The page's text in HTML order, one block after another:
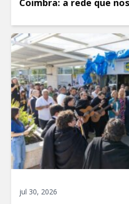
Coimbra: a rede que
jul 30, 2026